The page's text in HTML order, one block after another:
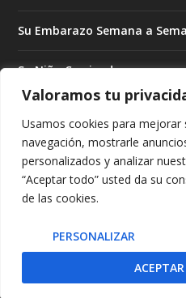
Valoramos tu
Usamos cookies para mejorar
navegación, mostrarle
personalizados y analizar
“Aceptar todo” usted da su
de las cookies.
PERSONALIZAR
Su Embarazo Semana a
Su Niño Creciendo
Subrogado Para Madres
Tratando de Embarazarse